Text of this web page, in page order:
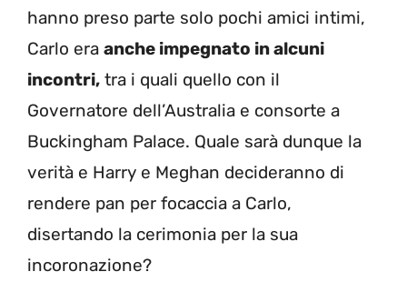
hanno preso parte solo pochi amici intimi,
Carlo era anche impegnato in alcuni
incontri, tra i quali quello con il
Governatore dell’Australia e consorte a
Buckingham Palace. Quale sarà dunque la
verità e Harry e Meghan decideranno di
rendere pan per focaccia a Carlo,
disertando la cerimonia per la sua
incoronazione?